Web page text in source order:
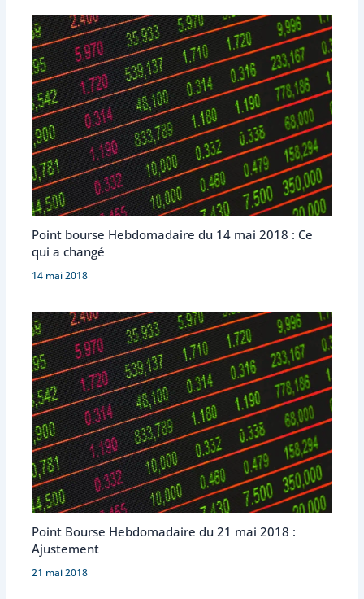
Point bourse Hebdomadaire du 14 mai 2018 : Ce
qui a changé
14 mai 2018
Point Bourse Hebdomadaire du 21 mai 2018 :
Ajustement
21 mai 2018